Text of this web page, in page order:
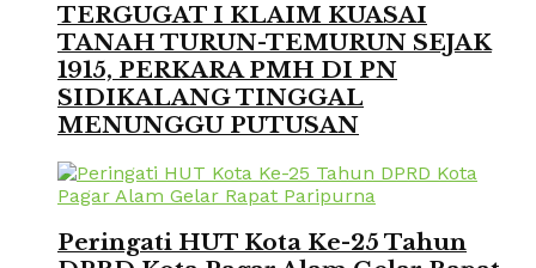
TERGUGAT I KLAIM KUASAI
TANAH TURUN-TEMURUN SEJAK
1915, PERKARA PMH DI PN
SIDIKALANG TINGGAL
MENUNGGU PUTUSAN
Peringati HUT Kota Ke-25 Tahun